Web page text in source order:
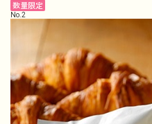
数量限定
No. 2